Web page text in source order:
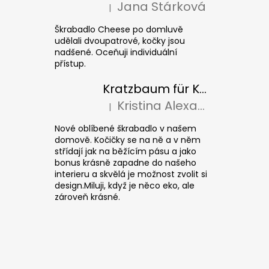
Die Produktbewertung beträgt 5 von 5
| Jana Stárková
Škrabadlo Cheese po domluvě
udělali dvoupatrové, kočky jsou
nadšené. Oceňuji individuální
přístup.
Kratzbaum für Katzen CUBE Colour
Die Produktbewertung beträgt 5 von 5
| Kristina Alexandrová
Nové oblíbené škrabadlo v našem
domově. Kočičky se na ně a v něm
střídají jak na běžícím pásu a jako
bonus krásně zapadne do našeho
interieru a skvělá je možnost zvolit si
design.Miluji, když je něco eko, ale
zároveň krásné.